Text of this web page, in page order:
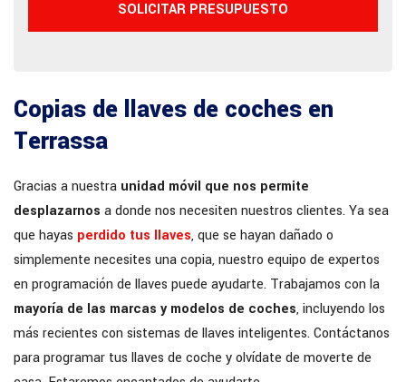
Copias de llaves de coches en
Terrassa
Gracias a nuestra unidad móvil que nos permite
desplazarnos a donde nos necesiten nuestros clientes. Ya sea
que hayas perdido tus llaves, que se hayan dañado o
simplemente necesites una copia, nuestro equipo de expertos
en programación de llaves puede ayudarte. Trabajamos con la
mayoría de las marcas y modelos de coches, incluyendo los
más recientes con sistemas de llaves inteligentes. Contáctanos
para programar tus llaves de coche y olvídate de moverte de